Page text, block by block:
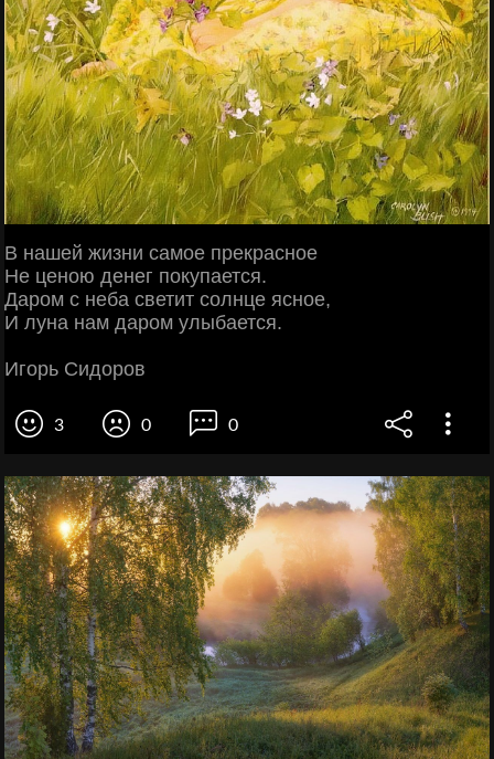
В нашей жизни самое прекрасное
Не ценою денег покупается.
Даром с неба светит солнце ясное,
И луна нам даром улыбается.
Игорь Сидоров
3 0 0